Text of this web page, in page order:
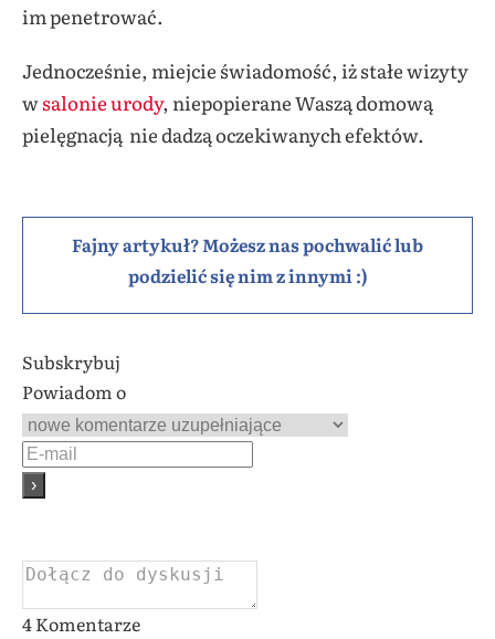
im penetrować.
Jednocześnie, miejcie świadomość, iż stałe wizyty
wsalonie urody, niepopierane Waszą domową
pielęgnacją nie dadzą oczekiwanych efektów.
Fajny artykuł? Możesz nas pochwalić lub
podzielić się nim z innymi :)
Subskrybuj
Powiadom o
4Komentarze